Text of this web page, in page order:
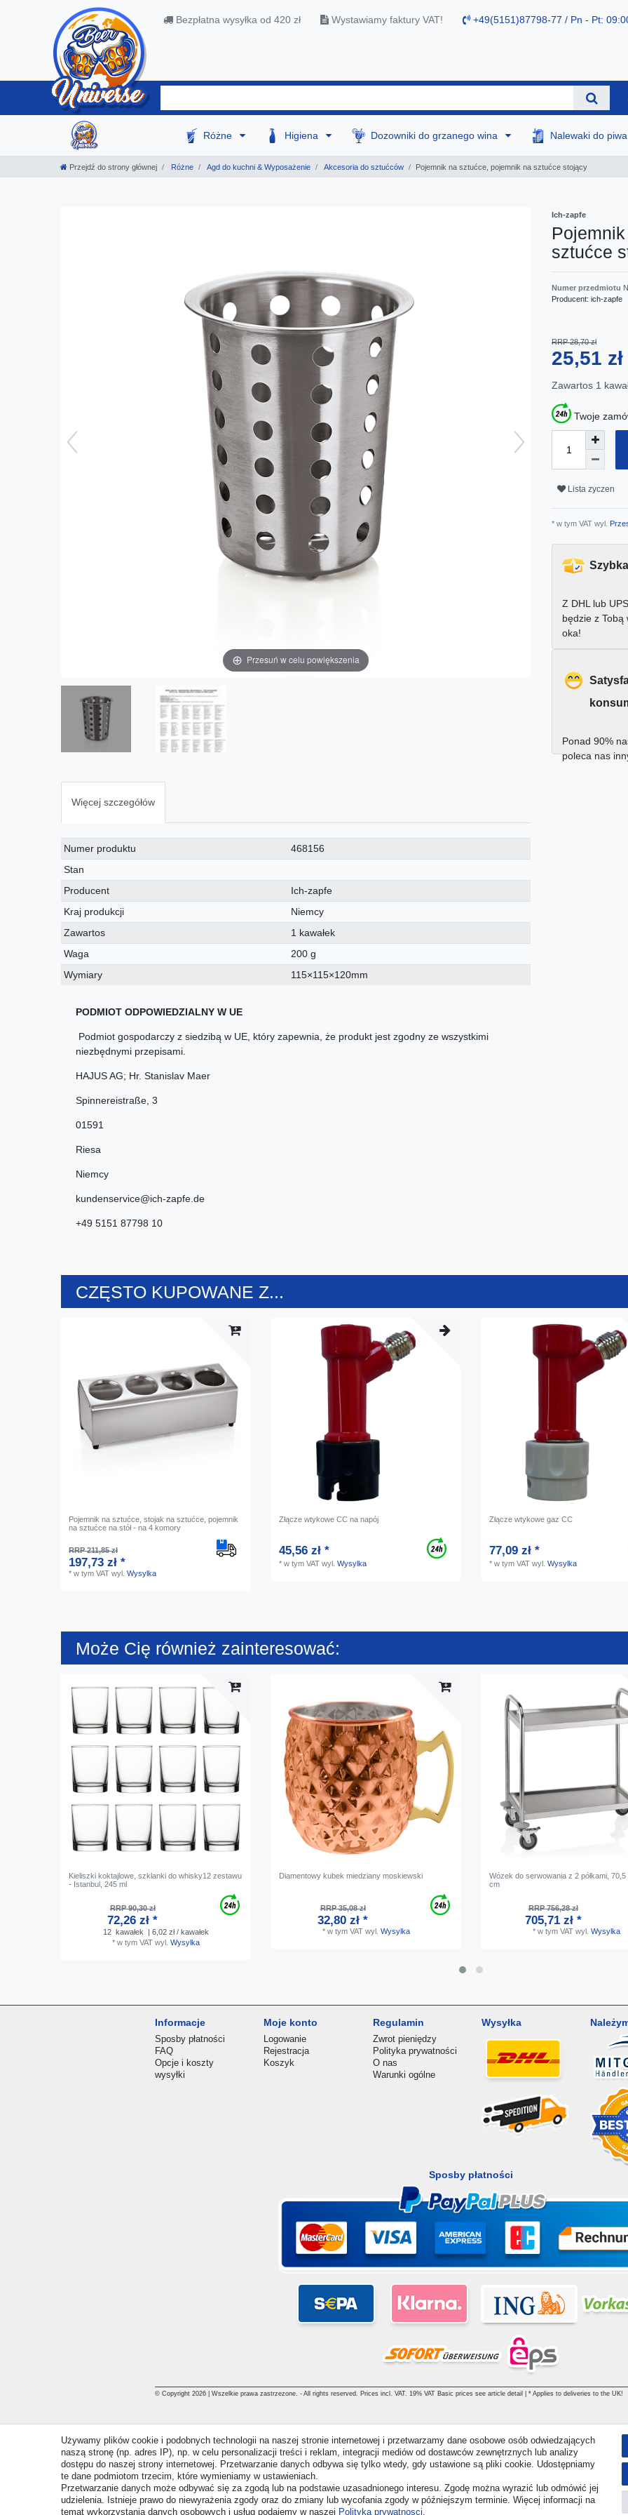
Bezpłatna wysyłka od 420 zł Wystawiamy faktury VAT! +49(5151)87798-77 / Pn - Pt:
Różne Higiena Dozowniki do grzanego wina Nalewaki do piwa
Przejdź do strony głównej Różne Agd do kuchni & Wyposażenie Akcesoria do sztućców Pojemnik na sztućce, pojemnik na sztućce stojący
Przesuń w celu powiększenia
Więcej szczegółów
Charakterystyka
techniczna
Wartość
Numer produktu
468156
Stan
Producent
Ich-zapfe
Kraj produkcji
Niemcy
Zawartos
1 kawałek
Waga
200 g
Wymiary
115×115×120mm
PODMIOT ODPOWIEDZIALNY W UE
Podmiot gospodarczy z siedzibą w UE, który zapewnia, że produkt jest zgodny ze wszystkimi
niezbędnymi przepisami.
HAJUS AG; Hr. Stanislav Maer
Spinnereistraße 3
01591
Riesa
Niemcy
kundenservice@ich-zapfe.de
+49 5151 87798 10
Ich-zapfe
sztućce
Numer przedmiotu
Producent: ich-zapfe
RRP 28,70 zł
25,51 zł
Zawartos 1
Twoje
Lista zyczen
* w tym VAT wyl.
Z DHL lub
będzie z Tobą
oka!
Ponad 90%
poleca nas
CZĘSTO KUPOWANE Z...
Pojemnik na sztućce, stojak na sztućce, pojemnik
na sztućce na stół - na 4 komory
RRP 211,85 zł
197,73 zł *
*w tym VAT wyl.Wysylka
Złącze wtykowe CC na napój
45,56 zł *
*w tym VAT wyl.Wysylka
Złącze wtykowe gaz CC
77,09 zł *
*w tym VAT wyl.Wysylka
Może Cię również zainteresować:
Kieliszki koktajlowe, szklanki do whisky12 zestawu
- Istanbul, 245 ml
RRP 90,30 zł
72,26 zł *
12 kawałek
| 6,02 zł / kawałek
* w tym VATwyl. Wysylka
Diamentowy kubek miedziany moskiewski
RRP 35,08 zł
32,80 zł *
* w tym VATwyl. Wysylka
Wózek do serwowania z 2 półkami,
cm
RRP 756,28 zł
705,71 zł *
* w tym VATwyl. Wysylka
Informacje
Sposby płatności
FAQ
Opcje i koszty
wysyłki
Moje konto
Logowanie
Rejestracja
Koszyk
Regulamin
Zwrot pieniędzy
Polityka prywatności
O nas
Warunki ogólne
Wysyłka
Sposby płatności
© Copyright 2026 | Wszelkie prawa zastrzezone. - All rights reserved. Prices incl. VAT. 19% VAT Basic prices see article detail | * Applies to deliveries to the UK!
Używamy plików cookie i podobnych technologii na naszej stronie internetowej i przetwarzamy dane osobowe osób odwiedzających
naszą stronę (np. adres IP), np. w celu personalizacji treści i reklam, integracji mediów od dostawców zewnętrznych lub analizy
dostępu do naszej strony internetowej. Przetwarzanie danych odbywa się tylko wtedy, gdy ustawione są pliki cookie. Udostępniamy
te dane podmiotom trzecim, które wymieniamy w ustawieniach.
Przetwarzanie danych może odbywać się za zgodą lub na podstawie uzasadnionego interesu. Zgodę można wyrazić lub odmówić jej
udzielenia. Istnieje prawo do niewyrażenia zgody oraz do zmiany lub wycofania zgody w późniejszym terminie. Więcej informacji na
temat wykorzystania danych osobowych i usług podajemy w naszej Polityka prywatnosci.